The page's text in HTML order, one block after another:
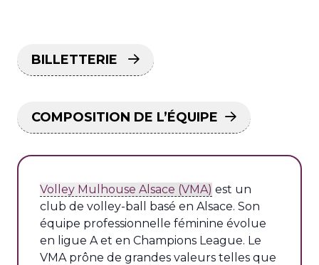
BILLETTERIE
COMPOSITION DE L’ÉQUIPE
Volley Mulhouse Alsace (VMA) est un
club de volley-ball basé en Alsace. Son
équipe professionnelle féminine évolue
en ligue A et en Champions League. Le
VMA prône de grandes valeurs telles que